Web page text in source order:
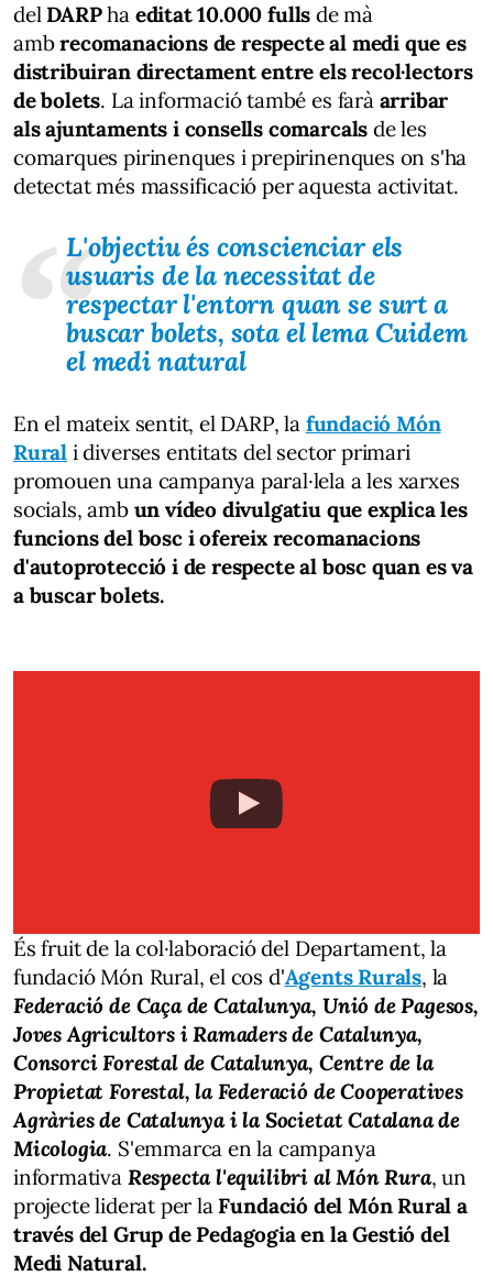
del DARPha editat 10.000 fulls de mà
ambrecomanacions de respecte al medi que es
distribuiran directament entre els recol·lectors
de bolets. La informació també es farà arribar
als ajuntaments i consells comarcals de les
comarques pirinenques i prepirinenques on s'ha
detectat més massificació per aquesta activitat.
L'objectiu és conscienciar els
usuaris de la necessitat de
respectar l'entorn quan se surt a
buscar bolets, sota el lema Cuidem
el medi natural
En el mateix sentit, el DARP, la fundació Món
Rural i diverses entitats del sector primari
promouen una campanya paral·lela a les xarxes
socials, amb un vídeo divulgatiu que explica les
funcions del bosc i ofereix recomanacions
d'autoprotecció i de respecte al bosc quan es va
a buscar bolets.
És fruit de la col·laboració del Departament, la
fundació Món Rural, el cos d'Agents Rurals, la
Federació de Caça de Catalunya, Unió de Pagesos,
Joves Agricultors i Ramaders de Catalunya,
Consorci Forestal de Catalunya, Centre de la
Propietat Forestal, la Federació de Cooperatives
Agràries de Catalunya i la Societat Catalana de
Micologia. S'emmarca en la campanya
informativa Respecta l'equilibri al Món Rura, un
projecte liderat per la Fundació del Món Rural a
través del Grup de Pedagogia en la Gestió del
Medi Natural.